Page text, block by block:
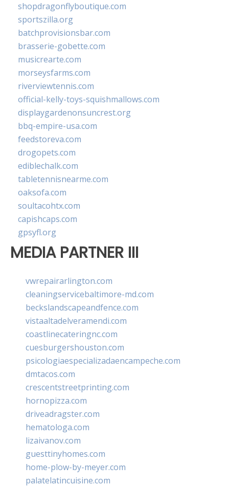
shopdragonflyboutique.com
sportszilla.org
batchprovisionsbar.com
brasserie-gobette.com
musicrearte.com
morseysfarms.com
riverviewtennis.com
official-kelly-toys-squishmallows.com
displaygardenonsuncrest.org
bbq-empire-usa.com
feedstoreva.com
drogopets.com
ediblechalk.com
tabletennisnearme.com
oaksofa.com
soultacohtx.com
capishcaps.com
gpsyfl.org
MEDIA PARTNER III
vwrepairarlington.com
cleaningservicebaltimore-md.com
beckslandscapeandfence.com
vistaaltadelveramendi.com
coastlinecateringnc.com
cuesburgershouston.com
psicologiaespecializadaencampeche.com
dmtacos.com
crescentstreetprinting.com
hornopizza.com
driveadragster.com
hematologa.com
lizaivanov.com
guesttinyhomes.com
home-plow-by-meyer.com
palatelatincuisine.com